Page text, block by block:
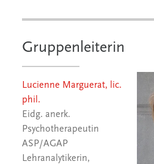
Gruppenleiterin
Lucienne Marguerat, lic.
phil.
Eidg. anerk.
Psychotherapeutin
ASP/AGAP
Lehranalytikerin,